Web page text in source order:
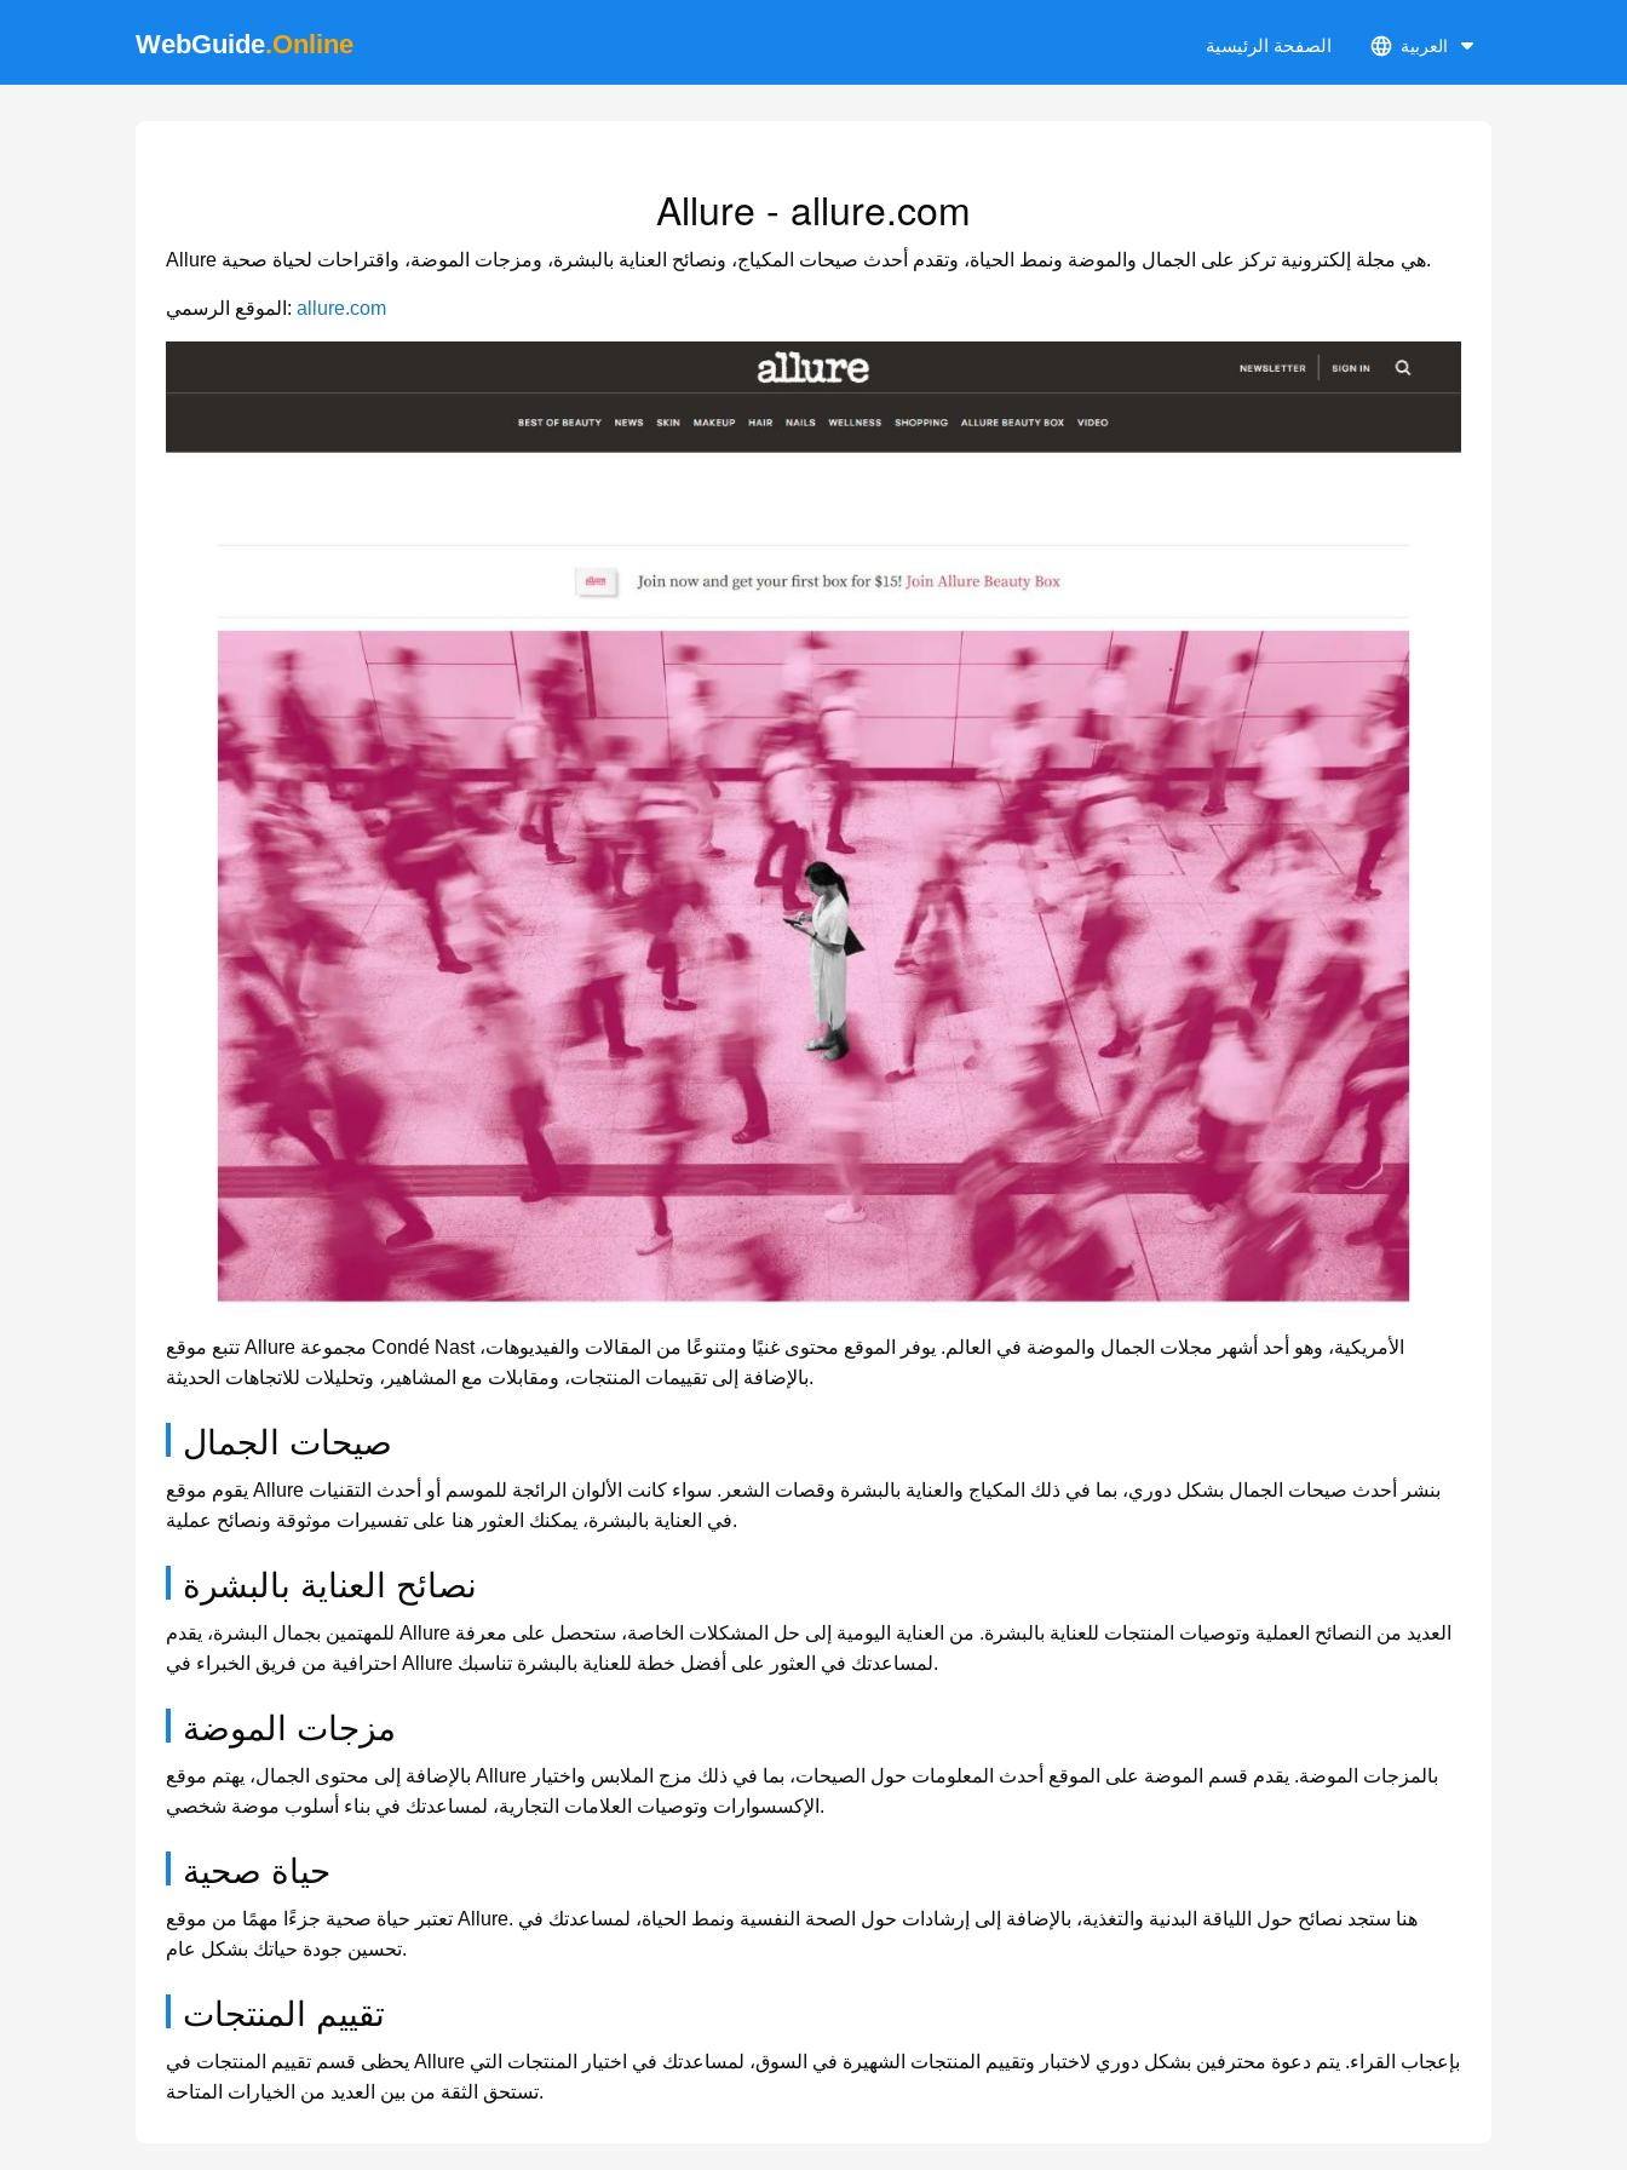
WebGuide.Online الصفحة الرئيسية العربية
Allure - allure.com
Allure هي مجلة إلكترونية تركز على الجمال والموضة ونمط الحياة، وتقدم أحدث صيحات المكياج، ونصائح العناية بالبشرة، ومزجات الموضة، واقتراحات لحياة صحية.
الموقع الرسمي: allure.com
تتبع موقع Allure مجموعة Condé Nast الأمريكية، وهو أحد أشهر مجلات الجمال والموضة في العالم. يوفر الموقع محتوى غنيًا ومتنوعًا من المقالات والفيديوهات،
بالإضافة إلى تقييمات المنتجات، ومقابلات مع المشاهير، وتحليلات للاتجاهات الحديثة.
صيحات الجمال
يقوم موقع Allure بنشر أحدث صيحات الجمال بشكل دوري، بما في ذلك المكياج والعناية بالبشرة وقصات الشعر. سواء كانت الألوان الرائجة للموسم أو أحدث التقنيات
في العناية بالبشرة، يمكنك العثور هنا على تفسيرات موثوقة ونصائح عملية.
نصائح العناية بالبشرة
للمهتمين بجمال البشرة، يقدم Allure العديد من النصائح العملية وتوصيات المنتجات للعناية بالبشرة. من العناية اليومية إلى حل المشكلات الخاصة، ستحصل على معرفة
احترافية من فريق الخبراء في Allure لمساعدتك في العثور على أفضل خطة للعناية بالبشرة تناسبك.
مزجات الموضة
بالإضافة إلى محتوى الجمال، يهتم موقع Allure بالمزجات الموضة. يقدم قسم الموضة على الموقع أحدث المعلومات حول الصيحات، بما في ذلك مزج الملابس واختيار
الإكسسوارات وتوصيات العلامات التجارية، لمساعدتك في بناء أسلوب موضة شخصي.
حياة صحية
تعتبر حياة صحية جزءًا مهمًا من موقع Allure. هنا ستجد نصائح حول اللياقة البدنية والتغذية، بالإضافة إلى إرشادات حول الصحة النفسية ونمط الحياة، لمساعدتك في
تحسين جودة حياتك بشكل عام.
تقييم المنتجات
يحظى قسم تقييم المنتجات في Allure بإعجاب القراء. يتم دعوة محترفين بشكل دوري لاختبار وتقييم المنتجات الشهيرة في السوق، لمساعدتك في اختيار المنتجات التي
تستحق الثقة من بين العديد من الخيارات المتاحة.